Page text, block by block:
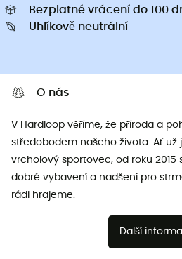
Bezplatné vrácení do 100
Uhlíkově neutrální
O nás
V Hardloop věříme, že příroda a
středobodem našeho života. Ať už
vrcholový sportovec, od roku 2015
dobré vybavení a nadšení pro
rádi hrajeme.
Další